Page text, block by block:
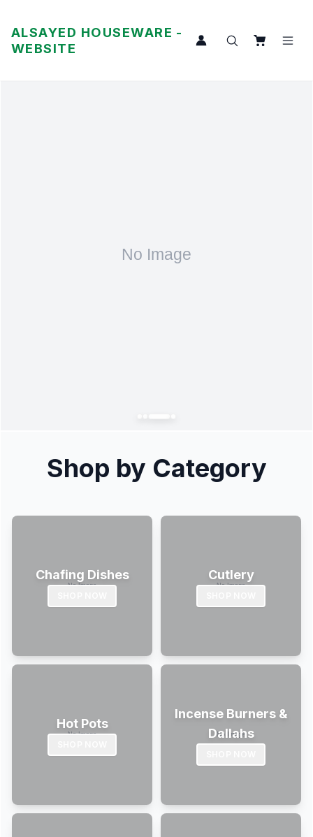
ALSAYED HOUSEWARE -
WEBSITE
Shop by Category
Chafing Dishes Cutlery
Hot Pots
Incense Burners &
Dallahs